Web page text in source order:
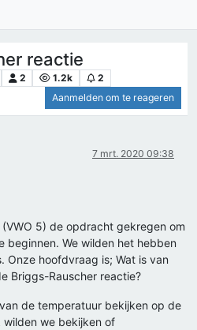
reactie
2 1.2k
2
Aanmelden om te reageren
7 mrt. 2020 09:38
5) de opdracht gekregen om
beginnen. We wilden het hebben
Onze hoofdvraag is; Wat is van
Briggs-Rauscher reactie?
de temperatuur bekijken op de
wilden we bekijken of